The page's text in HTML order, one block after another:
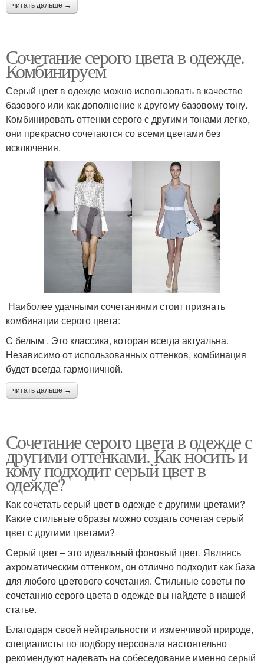
читать дальше →
Сочетание серого цвета в одежде.
Комбинируем
Серый цвет в одежде можно использовать в качестве
базового или как дополнение к другому базовому тону.
Комбинировать оттенки серого с другими тонами легко,
они прекрасно сочетаются со всеми цветами без
исключения.
Наиболее удачными сочетаниями стоит признать
комбинации серого цвета:
С белым . Это классика, которая всегда актуальна.
Независимо от использованных оттенков, комбинация
будет всегда гармоничной.
читать дальше →
Сочетание серого цвета в одежде с
другими оттенками. Как носить и
кому подходит серый цвет в
одежде?
Как сочетать серый цвет в одежде с другими цветами?
Какие стильные образы можно создать сочетая серый
цвет с другими цветами?
Серый цвет – это идеальный фоновый цвет. Являясь
ахроматическим оттенком, он отлично подходит как база
для любого цветового сочетания. Стильные советы по
сочетанию серого цвета в одежде вы найдете в нашей
статье.
Благодаря своей нейтральности и изменчивой природе,
специалисты по подбору персонала настоятельно
рекомендуют надевать на собеседование именно серый